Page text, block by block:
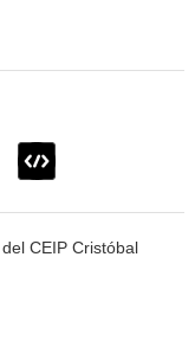
CEIP Cristóbal